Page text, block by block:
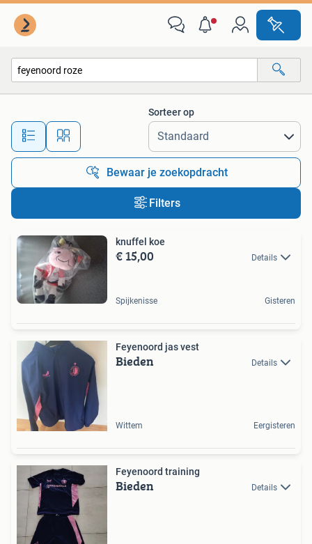
Alle afstanden…
Sorteer op
Bewaar je zoekopdracht
Filters
knuffel koe
€ 15,00 Details
Spijkenisse Gisteren
Feyenoord jas vest
Bieden Details
Wittem Eergisteren
Feyenoord training
Bieden Details